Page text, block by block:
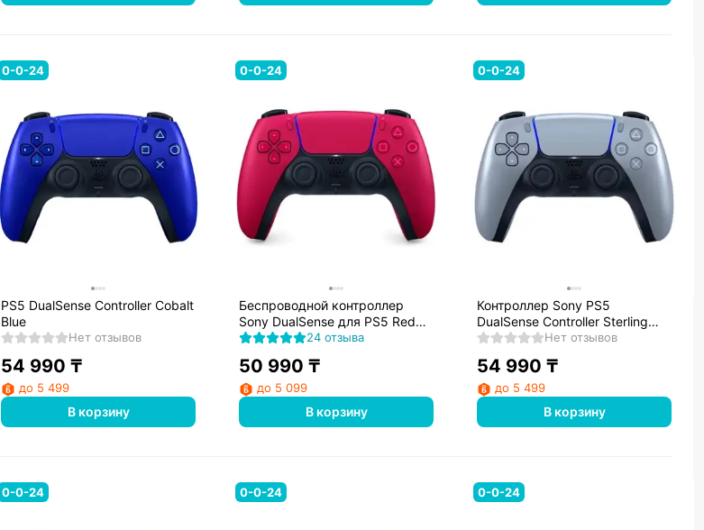
0-0-24
PS5 DualSense Controller Cobalt
Blue
Нет отзывов
54 990 ₸
до 5 499
В корзину
0-0-24
Беспроводной контроллер
Sony DualSense для PS5 Red
PS71982829724 отзыва
50 990 ₸
до 5 099
В корзину
0-0-24
Контроллер Sony PS5
DualSense Controller Sterling
Silver
Нет отзывов
54 990 ₸
до 5 499
В корзину
0-0-24 0-0-24 0-0-24